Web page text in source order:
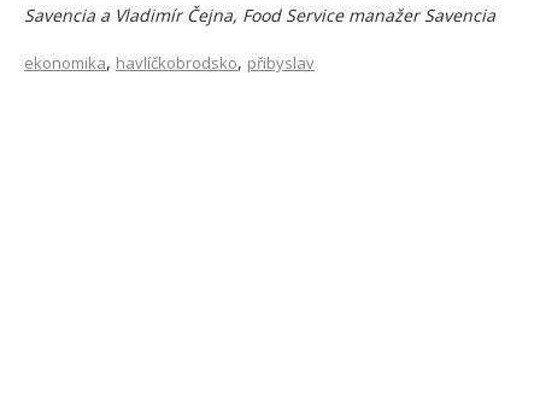
Savencia a Vladimír Čejna, Food Service manažer Savencia
ekonomika, havlíčkobrodsko, přibyslav